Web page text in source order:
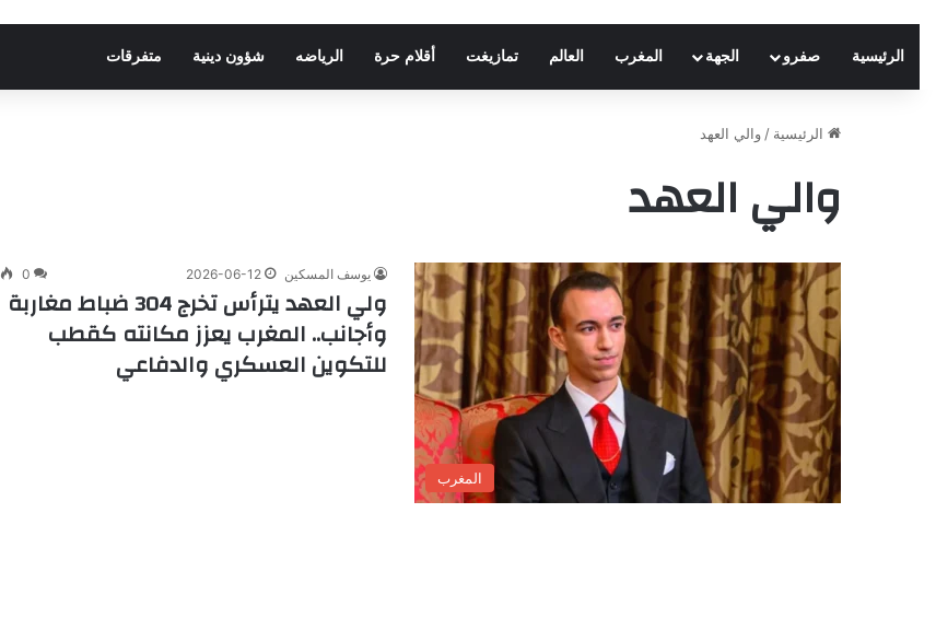
الرئيسية صفرو الجهة المغرب العالم تمازيغت أقلام حرة الرياضه شؤون دينية متفرقات
الرئيسية / والي العهد
والي العهد
المغرب
يوسف المسكين 2026-06-12
0
ولي العهد يترأس تخرج 304 ضباط مغاربة
وأجانب.. المغرب يعزز مكانته كقطب
للتكوين العسكري والدفاعي